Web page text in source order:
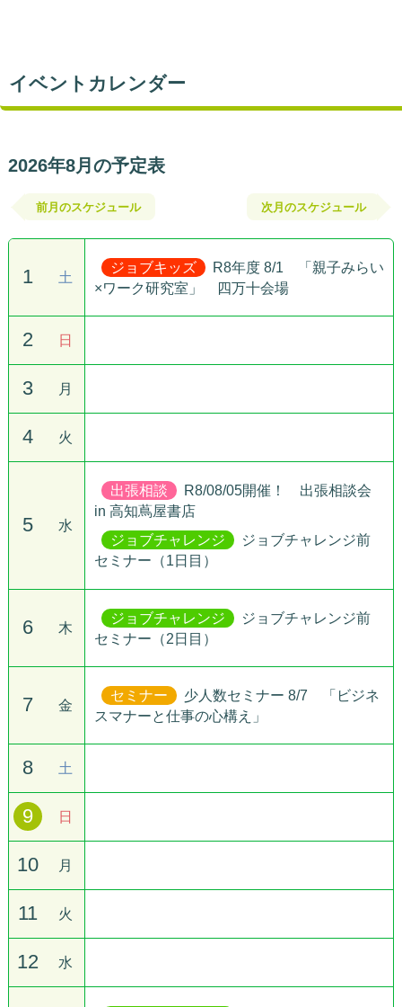
イベントカレンダー
2026年8月の予定表
前月のスケジュール 次月のスケジュール
1 土
ジョブキッズ
R8年度 8/1 「親子みらい
×ワーク研究室」 四万十会場
2 日
3 月
4 火
5 水
出張相談
R8/08/05開催！ 出張相談会
in 高知蔦屋書店
ジョブチャレンジ
ジョブチャレンジ前
セミナー（1日目）
6 木
ジョブチャレンジ
ジョブチャレンジ前
セミナー（2日目）
7 金
セミナー
少人数セミナー 8/7 「ビジネ
スマナーと仕事の心構え」
8 土
9 日
10 月
11 火
12 水